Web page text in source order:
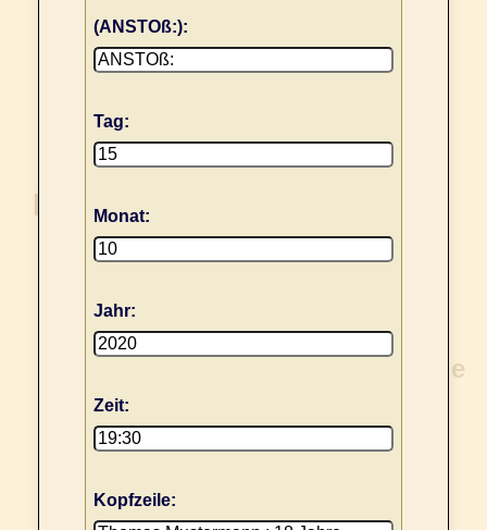
(ANSTOß:):
Tag:
Monat:
Jahr:
Zeit:
Kopfzeile: